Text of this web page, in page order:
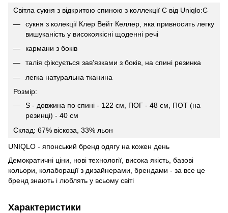
Свiтла сукня з відкритою спиною з коллекції С від Uniqlo:C
сукня з колекції Клер Вейт Келлер, яка привносить легку
вишуканість у високоякісні щоденні речі
кармани з боків
талія фіксується зав'язками з боків, на спині резинка
легка натуральна тканина
Розмір:
S - довжина по спині - 122 см, ПОГ - 48 см, ПОТ (на
резинцi) - 40 см
Склад: 67% вiскоза, 33% льон
UNIQLO - японський бренд одягу на кожен день
Демократичні ціни, нові технології, висока якість, базові
кольори, колаборації з дизайнерами, брендами - за все це
бренд знають і люблять у всьому світі
Характеристики